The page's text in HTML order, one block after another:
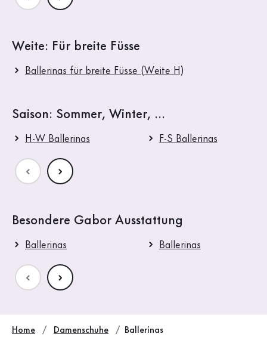
Weite: Für breite Füsse
Ballerinas für breite Füsse (Weite H)
Saison: Sommer, Winter, ...
H-W Ballerinas F-S Ballerinas
Besondere Gabor Ausstattung
Ballerinas Ballerinas
Home Damenschuhe Ballerinas